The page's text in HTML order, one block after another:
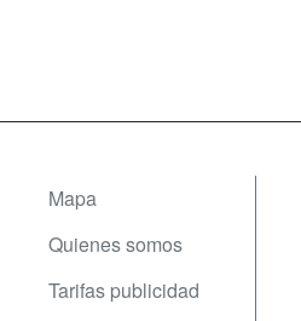
Mapa
Quienes somos
Tarifas publicidad